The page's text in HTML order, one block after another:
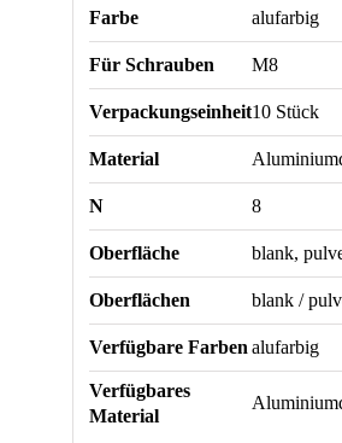
Farbe alufarbig
Für Schrauben M8
Verpackungseinheit10 Stück
Material
N 8
Oberfläche blank,
Oberflächen blank /
Verfügbare Farben alufarbig
Verfügbares
Material